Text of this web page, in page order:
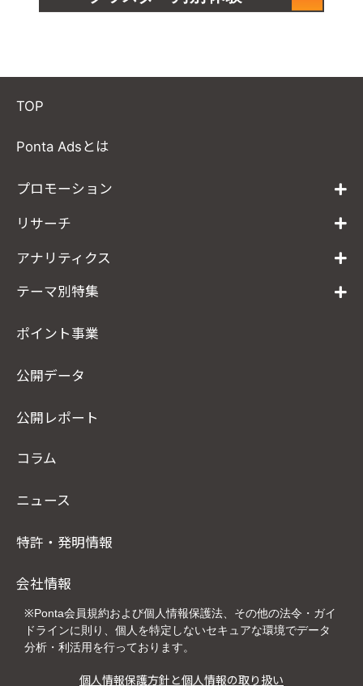
TOP
Ponta Adsとは
プロモーション
リサーチ
アナリティクス
テーマ別特集
ポイント事業
公開データ
公開レポート
コラム
ニュース
特許・発明情報
会社情報
※Ponta会員規約および個人情報保護法、その他の法令・ガイ
ドラインに則り、個人を特定しないセキュアな環境でデータ
分析・利活用を行っております。
個人情報保護方針と個人情報の取り扱い